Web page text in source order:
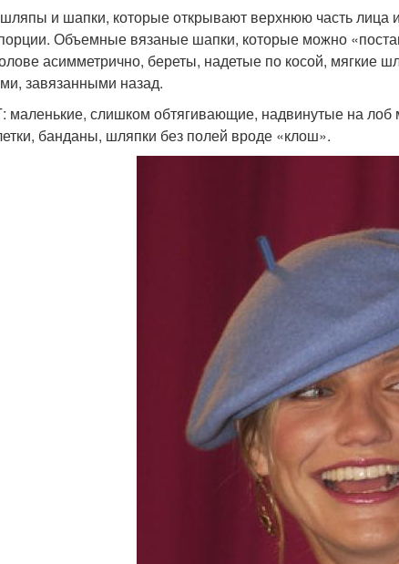
и шапки, которые открывают верхнюю часть лица
Объемные вязаные шапки, которые можно
асимметрично, береты, надетые по косой, мягкие
завязанными назад.
маленькие, слишком обтягивающие, надвинутые на лоб
банданы, шляпки без полей вроде «клош».